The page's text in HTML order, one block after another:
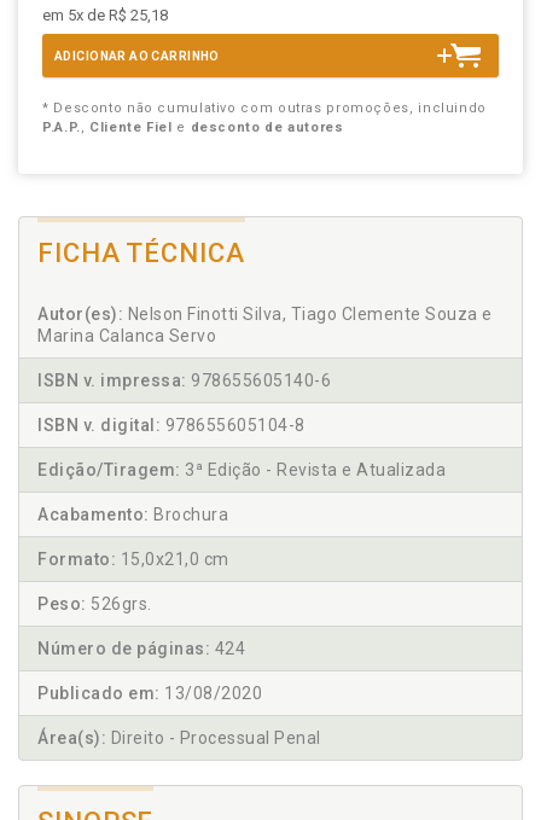
em 5x de R$ 25,18
ADICIONAR AO CARRINHO
* Desconto não cumulativo com outras promoções, incluindo
P.A.P., Cliente Fiel e desconto de autores
FICHA TÉCNICA
Autor(es): Nelson Finotti Silva, Tiago Clemente Souza e
Marina Calanca Servo
ISBN v. impressa: 978655605140-6
ISBN v. digital: 978655605104-8
Edição/Tiragem: 3ª Edição - Revista e Atualizada
Acabamento: Brochura
Formato: 15,0x21,0 cm
Peso: 526grs.
Número de páginas: 424
Publicado em: 13/08/2020
Área(s): Direito - Processual Penal